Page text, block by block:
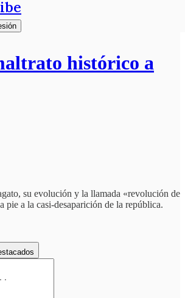
histórico a
su evolución y la llamada «revolución de
pie a la casi-desaparición de la república.